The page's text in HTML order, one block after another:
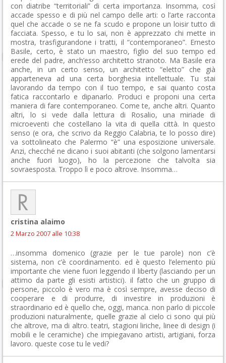
con diatribe “territoriali” di certa importanza. Insomma, così
accade spesso e di più nel campo delle arti: o l’arte racconta
quel che accade o se ne fa scudo e propone un loisir tutto di
facciata. Spesso, e tu lo sai, non è apprezzato chi mette in
mostra, trasfigurandone i tratti, il “contemporaneo”. Ernesto
Basile, certo, è stato un maestro, figlio del suo tempo ed
erede del padre, anch’esso architetto stranoto. Ma Basile era
anche, in un certo senso, un architetto “eletto” che già
apparteneva ad una certa borghesia intellettuale. Tu stai
lavorando da tempo con il tuo tempo, e sai quanto costa
fatica raccontarlo e dipanarlo. Produci e proponi una certa
maniera di fare contemporaneo. Come te, anche altri. Quanto
altri, lo si vede dalla lettura di Rosalio, una miriade di
microeventi che costellano la vita di quella città. In questo
senso (e ora, che scrivo da Reggio Calabria, te lo posso dire)
va sottolineato che Palermo “è” una esposizione universale.
Anzi, checché ne dicano i suoi abitanti (che solgono lamentarsi
anche fuori luogo), ho la percezione che talvolta sia
sovraesposta. Troppo lì e poco altrove. Insomma…
cristina alaimo
2 Marzo 2007 alle 10:38
…insomma domenico (grazie per le tue parole) non c’è
sistema, non c’è coordinamento. ed è questo l’elemento più
importante che viene fuori leggendo il liberty (lasciando per un
attimo da parte gli esisti artistici). il fatto che un gruppo di
persone, piccolo è vero ma è così sempre, avesse deciso di
cooperare e di produrre, di investire in produzioni è
straordinario ed è quello che, oggi, manca. non parlo di piccole
produzioni naturalmente, quelle grazie al cielo ci sono qui più
che altrove, ma di altro. teatri, stagioni liriche, linee di design (i
mobili e le ceramiche) che impiegavano artisti, artigiani, forza
lavoro. queste cose tu le vedi?